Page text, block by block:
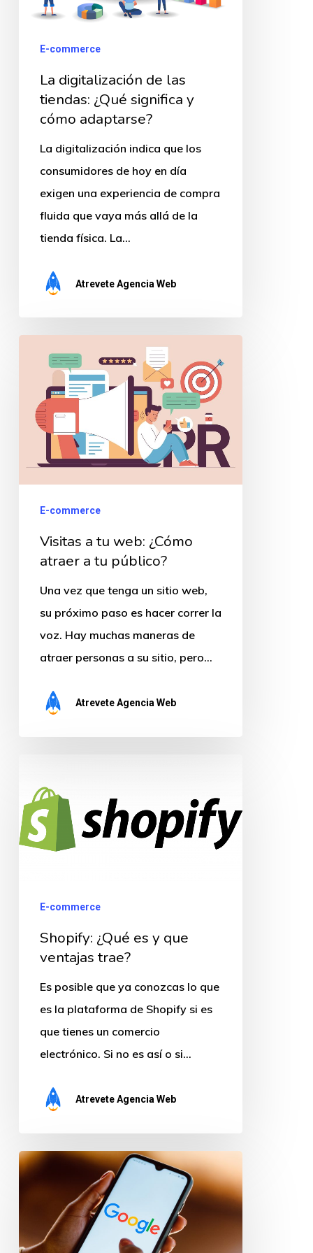
¿Qué
cómo
adaptarse?
E-commerce
La digitalización de las
tiendas: ¿Qué significa y
cómo adaptarse?
La digitalización indica que los
consumidores de hoy en día
exigen una experiencia de compra
fluida que vaya más allá de la
tienda física. La…
Atrevete Agencia Web
web:
¿Cómo
atraer
E-commerce
Visitas a tu web: ¿Cómo
atraer a tu público?
Una vez que tenga un sitio web,
su próximo paso es hacer correr la
voz. Hay muchas maneras de
atraer personas a su sitio, pero…
Atrevete Agencia Web
¿Qué
es
y
E-commerce
Shopify: ¿Qué es y que
ventajas trae?
Es posible que ya conozcas lo que
es la plataforma de Shopify si es
que tienes un comercio
electrónico. Si no es así o si…
Atrevete Agencia Web
Google
Shopping: